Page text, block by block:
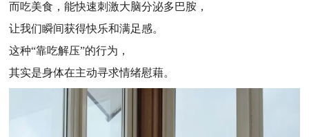
而吃美食，能快速刺激大脑分泌多巴胺，
让我们瞬间获得快乐和满足感。
这种“靠吃解压”的行为，
其实是身体在主动寻求情绪慰藉。